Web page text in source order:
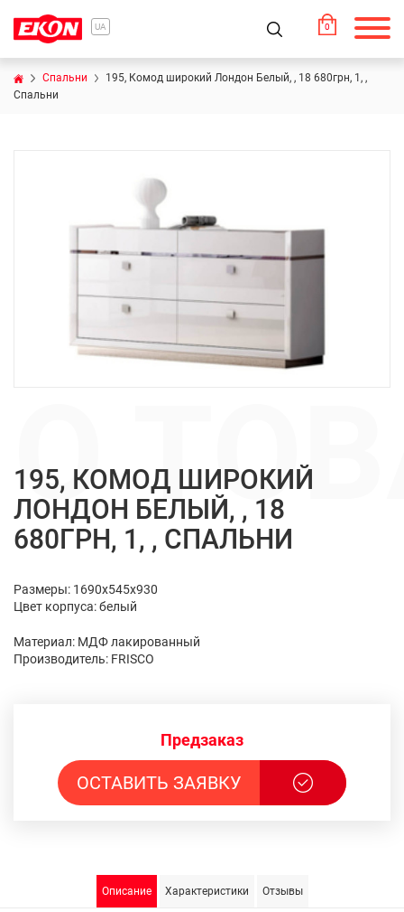
UA 0
Спальни
195, Комод широкий Лондон Белый, , 18 680грн, 1, ,
Спальни
195, КОМОД ШИРОКИЙ
ЛОНДОН БЕЛЫЙ, , 18
680ГРН, 1, , СПАЛЬНИ
О
Размеры: 1690x545x930
Цвет корпуса: белый
Материал: МДФ лакированный
Производитель: FRISCO
Предзаказ
ОСТАВИТЬ ЗАЯВКУ
Описание Характеристики Отзывы